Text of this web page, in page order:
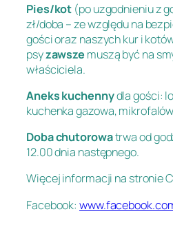
Pies/kot (po uzgodnieniu z
zł/doba – ze względu na
gości oraz naszych kur i
psyzawsze muszą być na
właściciela.
Aneks kuchennydla gości:
kuchenka gazowa,
Doba chutorowatrwa od
12.00 dnia następnego.
Więcej informacji na stronie
Facebook: